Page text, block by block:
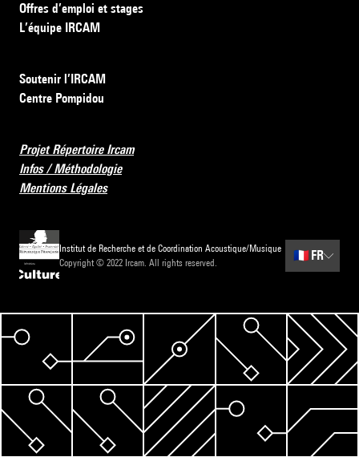
Offres d’emploi et stages
L’équipe IRCAM
Soutenir l’IRCAM
Centre Pompidou
Projet Répertoire Ircam
Infos / Méthodologie
Mentions Légales
Institut de Recherche et de Coordination Acoustique/Musique
Copyright © 2022 Ircam. All rights reserved.
🇫🇷 FR